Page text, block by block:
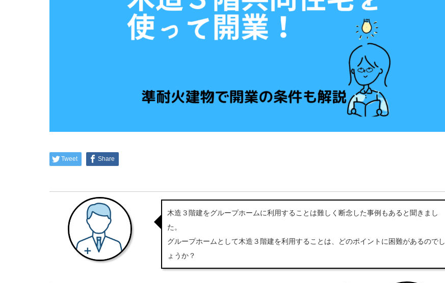
Tweet Share
木造３階建をグループホームに利用することは難しく断念した事例もあると聞きまし
た。
グループホームとして木造３階建を利用することは、どのポイントに困難があるのでし
ょうか？